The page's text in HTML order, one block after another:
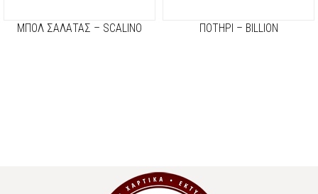
ΜΠΟΛ ΣΑΛΑΤΑΣ – SCALINO ΠΟΤΗΡΙ – BILLION